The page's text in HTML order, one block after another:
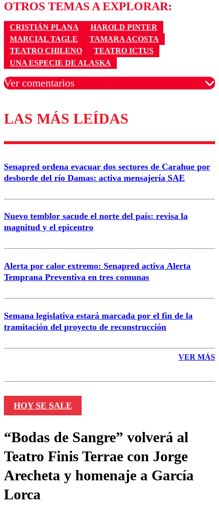
OTROS TEMAS A EXPLORAR:
CRISTIÁN PLANA
HAROLD PINTER
MARCIAL TAGLE
TAMARA ACOSTA
TEATRO CHILENO
TEATRO ICTUS
UNA ESPECIE DE ALASKA
Ver comentarios
Los comentarios son moderados para garantizar un
diálogo respetuoso.
Correo
LAS MÁS LEÍDAS
Senapred ordena evacuar dos sectores de Carahue por
desborde del río Damas: activa mensajería SAE
Nuevo temblor sacude el norte del país: revisa la
magnitud y el epicentro
Alerta por calor extremo: Senapred activa Alerta
Temprana Preventiva en tres comunas
Semana legislativa estará marcada por el fin de la
tramitación del proyecto de reconstrucción
VER MÁS
HOY SE SALE
“Bodas de Sangre” volverá al
Teatro Finis Terrae con Jorge
Arecheta y homenaje a García
Lorca